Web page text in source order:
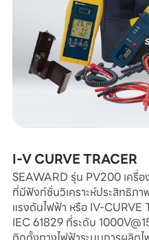
I-V CURVE TRACER
SEAWARD รุ่น PV200 เครื่อ
ที่มีฟังก์ชั่นวิเคราะห์ประสิทธิภา
แรงดันไฟฟ้า หรือ IV-CURVE
IEC 61829 ที่ระดับ